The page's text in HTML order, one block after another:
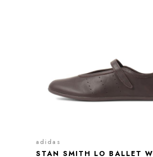
adidas
STAN SMITH LO BALLET W